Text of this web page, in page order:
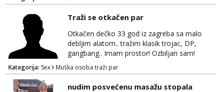
sms 0995323582
Traži se otkačen par
Otkačen dečko 33 god iz zagreba sa malo
debljim alatom.. tražim klasik trojac, DP,
gangbang.. Imam prostor! Ozbiljan sam!
Kondomi i higijena od mene zajamceni :)
Može i normalna dama/cura koja voli
swingati! :) 0924510862
Kategorija: Sex Muška osoba traži par
nudim posvećenu masažu stopala